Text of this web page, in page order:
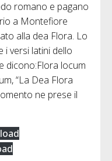
romano e pagano
a Montefiore
alla dea Flora. Lo
versi latini dello
dicono:Flora locum
“La Dea Flora
ne prese il